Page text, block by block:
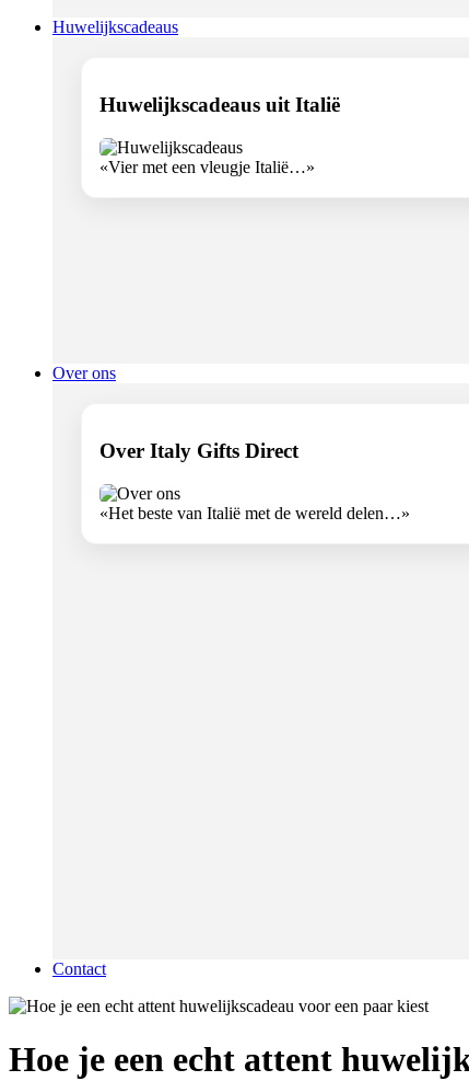
Huwelijkscadeaus
Huwelijkscadeaus uit Italië
«Vier met een vleugje Italië…»
Over ons
Over Italy Gifts Direct
«Het beste van Italië met de wereld delen…»
Contact
Hoe je een echt attent